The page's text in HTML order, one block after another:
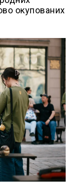
окупованих